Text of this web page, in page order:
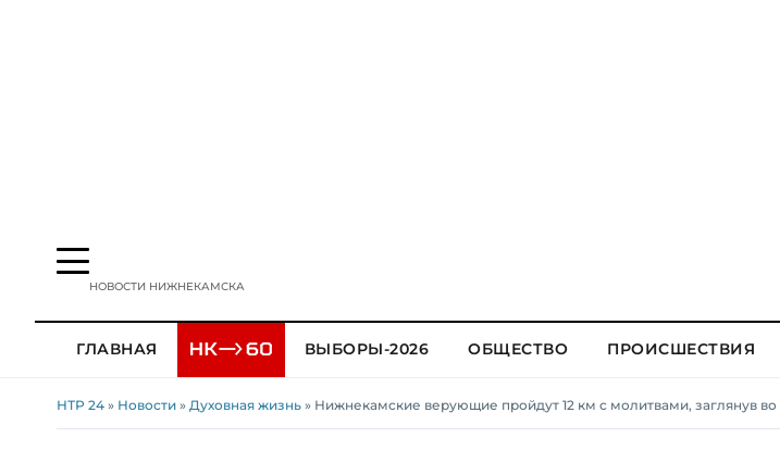
НОВОСТИ НИЖНЕКАМСКА
ГЛАВНАЯ ВЫБОРЫ-2026 ОБЩЕСТВО ПРОИСШЕСТВИЯ
НТР 24 » Новости » Духовная жизнь » Нижнекамские верующие пройдут 12 км с молитвами, заглянув